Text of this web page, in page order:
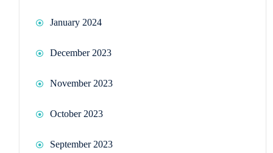
January 2024
December 2023
November 2023
October 2023
September 2023